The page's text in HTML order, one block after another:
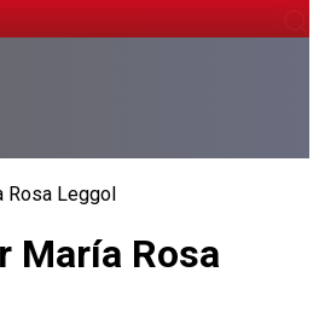
Rosa Leggol
María Rosa